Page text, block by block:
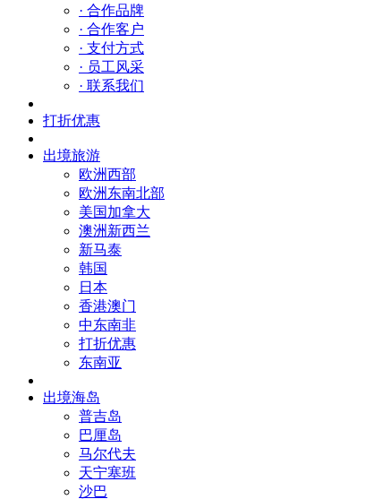
· 合作品牌
· 合作客户
· 支付方式
· 员工风采
· 联系我们
打折优惠
出境旅游
欧洲西部
欧洲东南北部
美国加拿大
澳洲新西兰
新马泰
韩国
日本
香港澳门
中东南非
打折优惠
东南亚
出境海岛
普吉岛
巴厘岛
马尔代夫
天宁塞班
沙巴